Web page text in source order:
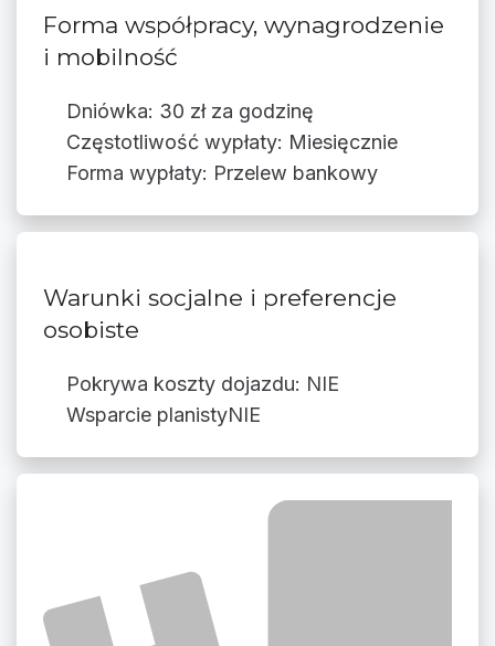
Forma współpracy, wynagrodzenie
i mobilność
Dniówka: 30 zł za godzinę
Częstotliwość wypłaty: Miesięcznie
Forma wypłaty: Przelew bankowy
Warunki socjalne i preferencje
osobiste
Pokrywa koszty dojazdu: NIE
Wsparcie planistyNIE